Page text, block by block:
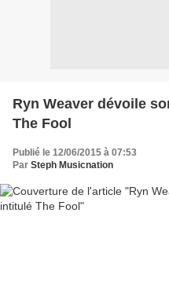
Ryn Weaver dévoile
The Fool
Publié le 12/06/2015 à 07:53
Par Steph Musicnation